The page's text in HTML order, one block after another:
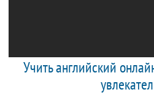
Учить английский